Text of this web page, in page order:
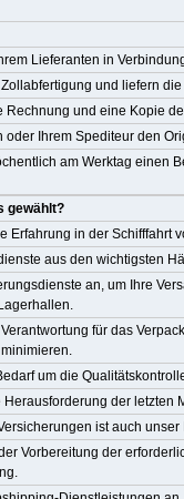
Lieferanten in
und liefern
Rechnung und eine Kopie
oder Ihrem Spediteur den
am Werktag einen
gewählt?
Erfahrung in der Schifffahrt
aus den wichtigsten
an, um Ihre
für das
um die
der letzten
ist auch unser
Vorbereitung der